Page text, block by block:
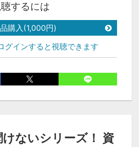
するには
購入(1,000円)
グインすると視聴できます
生
ないシリーズ！ 資